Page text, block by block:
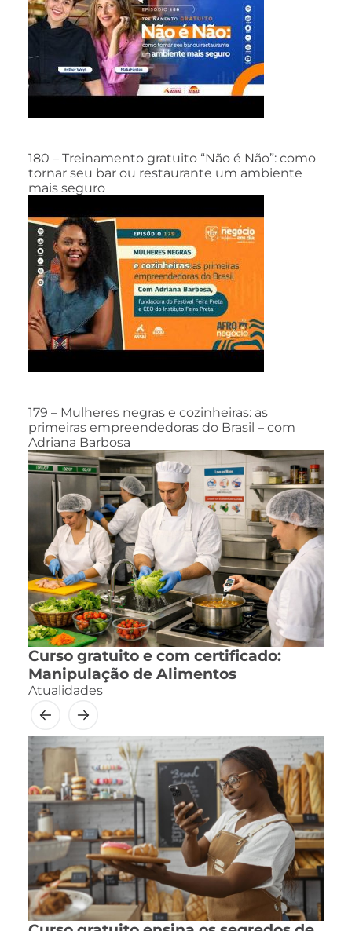
180 – Treinamento gratuito “Não é Não”: como
tornar seu bar ou restaurante um ambiente
mais seguro
179 – Mulheres negras e cozinheiras: as
primeiras empreendedoras do Brasil – com
Adriana Barbosa
Curso gratuito e com certificado:
Manipulação de Alimentos
Atualidades